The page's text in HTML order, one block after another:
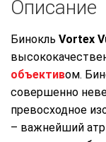
Описание
Бинокль Vortex
объективом.
совершенно
превосходное
– важнейший